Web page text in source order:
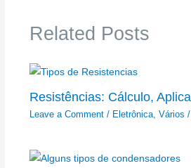
Related Posts
Resistências: Cálculo,
Leave a Comment / Eletrônica, Vários